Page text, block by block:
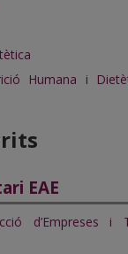
Humana i
EAE
d’Empreses i